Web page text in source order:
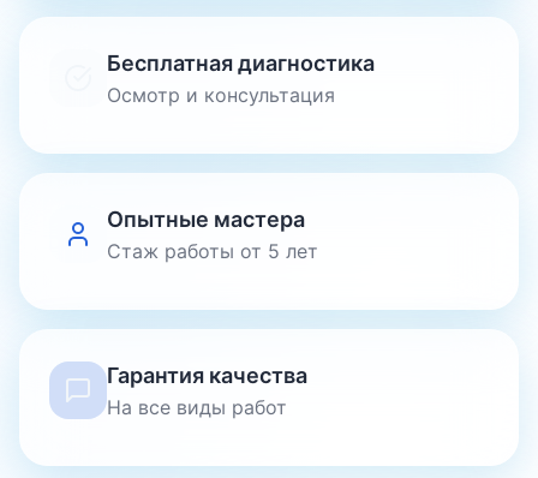
Бесплатная диагностика
Осмотр и консультация
Опытные мастера
Стаж работы от 5 лет
Гарантия качества
На все виды работ